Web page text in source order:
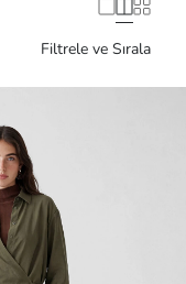
Filtrele ve Sırala